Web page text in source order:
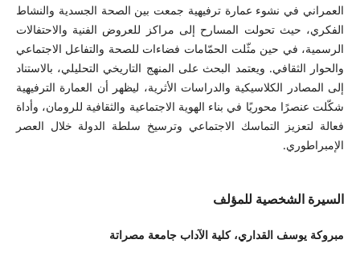
العمراني في نشوء عمارة ترفيهية جمعت بين الصحة الجسدية والنشاط
الفكري، حيث تحولت المسارح إلى مراكز للعروض الفنية والاحتفالات
الرسمية، في حين مثّلت الحمّامات فضاءات للصحة والتفاعل الاجتماعي
والحوار الثقافي. ويعتمد البحث على المنهج التاريخي التحليلي، بالاستناد
إلى المصادر الكلاسيكية والدراسات الأثرية، ليظهر أن العمارة الترفيهية
شكّلت عنصرًا محوريًا في بناء الهوية الاجتماعية والثقافية للرومان، وأداة
فعالة لتعزيز التماسك الاجتماعي وترسيخ سلطة الدولة خلال العصر
الإمبراطوري.
السيرة الشخصية للمؤلف
مبروكة يوسف القداري،كلية الآداب جامعة مصراتة